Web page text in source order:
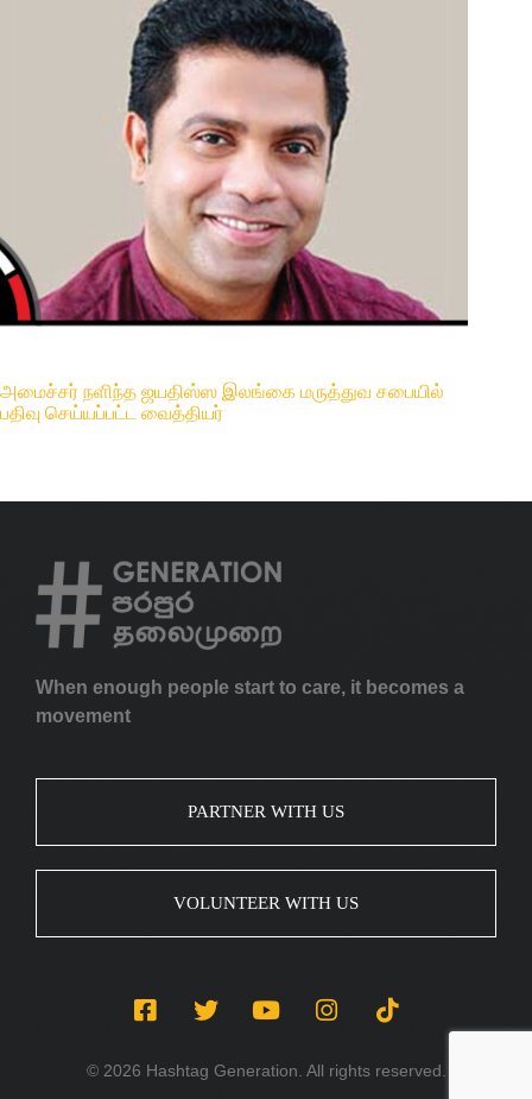
அமைச்சர் நளிந்த ஜயதிஸ்ஸ இலங்கை மருத்துவ சபையில்
பதிவு செய்யப்பட்ட வைத்தியர்
When enough people start to care, it becomes a
movement
PARTNER WITH US
VOLUNTEER WITH US
© 2026 Hashtag Generation. All rights reserved.